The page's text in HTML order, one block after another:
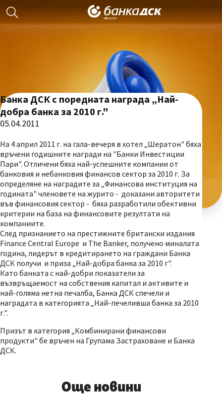
Банка ДСК с поредната награда „Най-
добра банка за 2010 г."
05.04.2011
На 4 април 2011 г. на гала-вечеря в хотел „Шератон" бяха
връчени годишните награди на "Банки Инвестиции
Пари". Отличени бяха най-успешните компании от
банковия и небанковия финансов сектор за 2010 г. За
определяне на наградите за „Финансова институция на
годината" членовете на журито - доказани авторитети
във финансовия сектор - бяха разработили обективни
критерии на база на финансовите резултати на
компаниите.
След признанието на престижните британски издания
Finance Central Europe и The Banker, получено миналата
година, лидерът в кредитирането на граждани Банка
ДСК получи и приза „Най-добра банка за 2010 г".
Като банката с най-добри показатели за
възвръщаемост на собствения капитал и активите и
най-голяма нетна печалба, Банка ДСК спечели и
наградата в категорията „Най-печеливша банка за 2010
г.".
Призът в категория „Комбинирани финансови
продукти" бе връчен на Групама Застраховане и Банка
ДСК.
Още новини